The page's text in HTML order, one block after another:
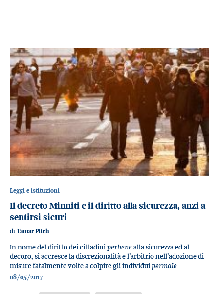
Leggi e istituzioni
Il decreto Minniti e il diritto alla sicurezza, anzi a
sentirsi sicuri
di Tamar Pitch
In nome del diritto dei cittadiniperbenealla sicurezza ed al
decoro, si accresce la discrezionalità e l’arbitrio nell’adozione di
misure fatalmente volte a colpire gli individuipermale
08/05/2017